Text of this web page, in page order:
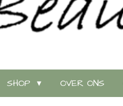
SHOP OVER ONS